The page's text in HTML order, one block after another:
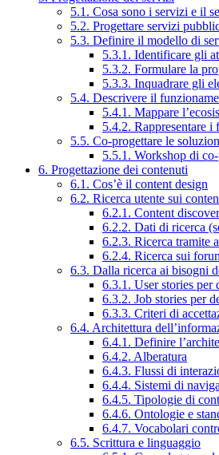
5.1. Cosa sono i servizi e il
5.2. Progettare servizi
5.3. Definire il modello di
5.3.1. Identificare gli
5.3.2. Formulare la
5.3.3. Inquadrare gli
5.4. Descrivere il
5.4.1. Mappare
5.4.2. Rappresentare i
5.5. Co-progettare le
5.5.1. Workshop di
6. Progettazione dei contenuti
6.1. Cos’è il content design
6.2. Ricerca utente sui
6.2.1. Content
6.2.2. Dati di ricerca
6.2.3. Ricerca tramite
6.2.4. Ricerca sui
6.3. Dalla ricerca ai bisogni
6.3.1. User stories per
6.3.2. Job stories per
6.3.3. Criteri di
6.4. Architettura
6.4.1. Definire
6.4.2. Alberatura
6.4.3. Flussi di
6.4.4. Sistemi di
6.4.5. Tipologie di
6.4.6. Ontologie e
6.4.7. Vocabolari
6.5. Scrittura e linguaggio